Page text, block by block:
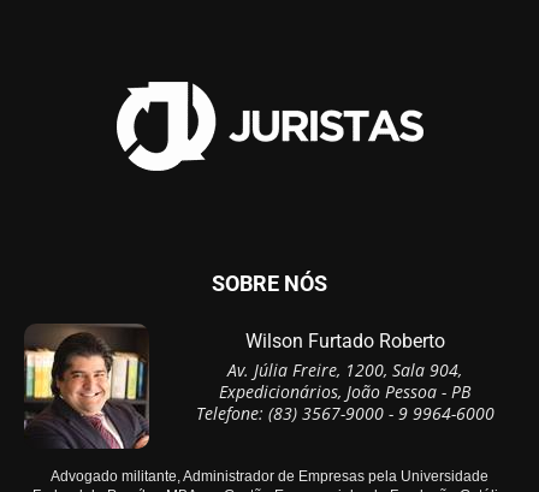
SOBRE NÓS
Wilson Furtado Roberto
Av. Júlia Freire, 1200, Sala 904,
Expedicionários, João Pessoa - PB
Telefone: (83) 3567-9000 - 9 9964-6000
Advogado militante, Administrador de Empresas pela Universidade